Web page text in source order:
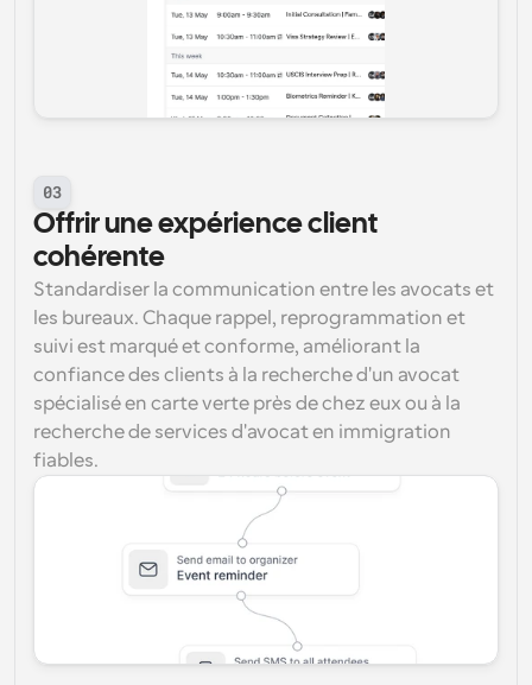
03
Offrir une expérience client
cohérente
Standardiser la communication entre les avocats et
les bureaux. Chaque rappel, reprogrammation et
suivi est marqué et conforme, améliorant la
confiance des clients à la recherche d'un avocat
spécialisé en carte verte près de chez eux ou à la
recherche de services d'avocat en immigration
fiables.